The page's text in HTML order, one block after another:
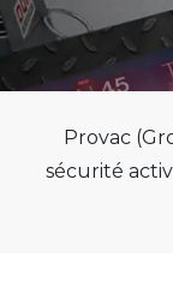
Provac
sécurité